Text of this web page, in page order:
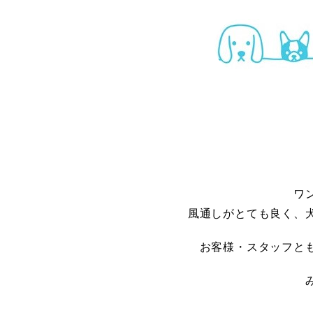
ワ
風通しがとても良く、
お客様・スタッフと